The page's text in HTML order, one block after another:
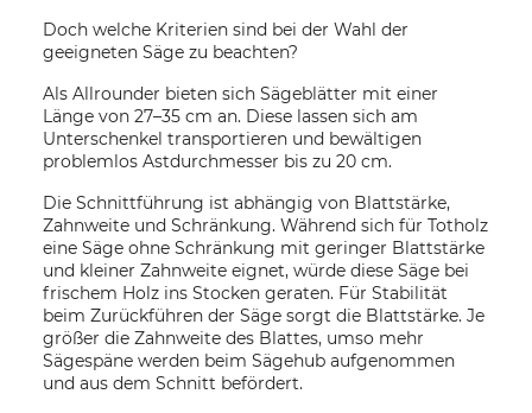
Doch welche Kriterien sind bei der Wahl der
geeigneten Säge zu beachten?
Als Allrounder bieten sich Sägeblätter mit einer
Länge von 27–35 cm an. Diese lassen sich am
Unterschenkel transportieren und bewältigen
problemlos Astdurchmesser bis zu 20 cm.
Die Schnittführung ist abhängig von Blattstärke,
Zahnweite und Schränkung. Während sich für Totholz
eine Säge ohne Schränkung mit geringer Blattstärke
und kleiner Zahnweite eignet, würde diese Säge bei
frischem Holz ins Stocken geraten. Für Stabilität
beim Zurückführen der Säge sorgt die Blattstärke. Je
größer die Zahnweite des Blattes, umso mehr
Sägespäne werden beim Sägehub aufgenommen
und aus dem Schnitt befördert.